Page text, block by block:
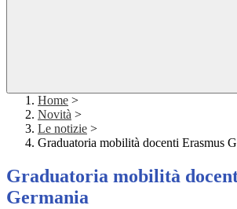
Home >
Novità >
Le notizie >
Graduatoria mobilità docenti Erasmus
Graduatoria mobilità
Germania